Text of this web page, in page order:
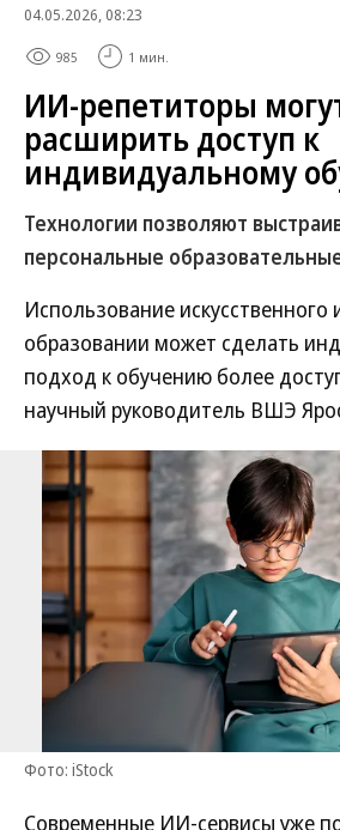
04.05.2026, 08:23
985 1 мин.
ИИ-репетиторы
расширить доступ к
индивидуальному
Технологии позволяют
персональные
Использование искусственного
образовании может сделать
подход к обучению более
научный руководитель ВШЭ
Фото: iStock
Современные ИИ-сервисы уже